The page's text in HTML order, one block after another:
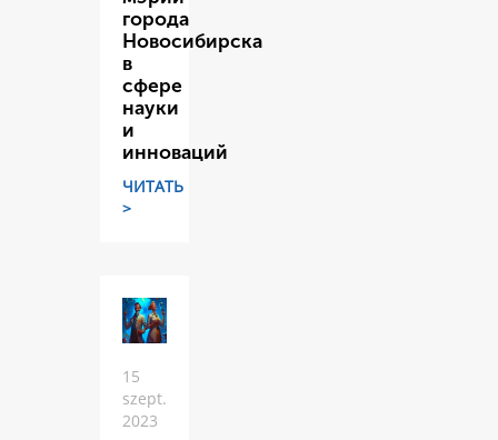
города
Новосибирска
в
сфере
науки
и
инноваций
ЧИТАТЬ
>
15
szept.
2023